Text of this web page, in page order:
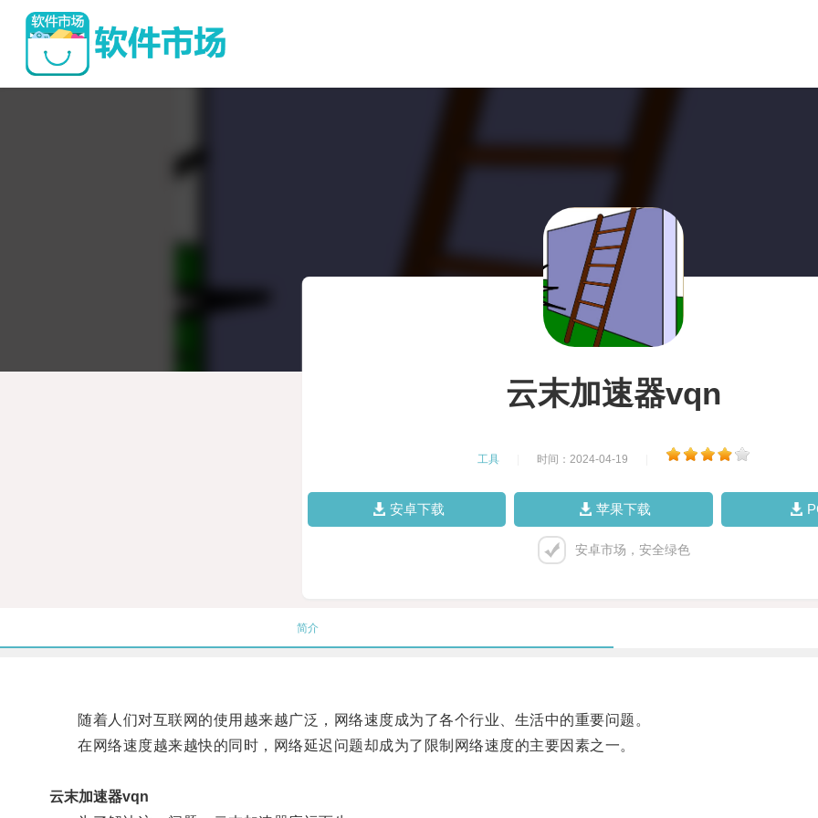
云末加速器vqn
工具 时间：2024-04-19
安卓下载 苹果下载
安卓市场，安全绿色
简介
随着人们对互联网的使用越来越广泛，网络速度成为了各个行业、生活中的重要问题。
在网络速度越来越快的同时，网络延迟问题却成为了限制网络速度的主要因素之一。
云末加速器vqn